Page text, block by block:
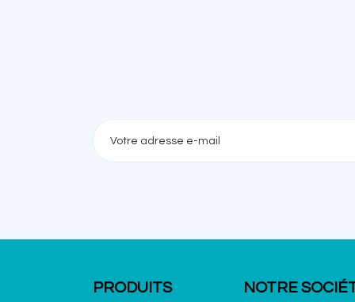
PRODUITS NOTRE